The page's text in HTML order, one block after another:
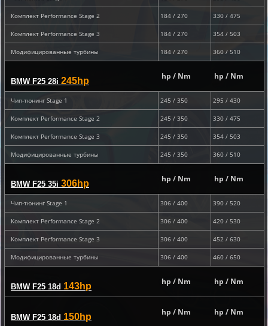
Комплект Performance Stage 2 184 / 270 330 / 475
Комплект Performance Stage 3 184 / 270 354 / 503
Модифицированные турбины 184 / 270 360 / 510
BMW F25 28i 245hp hp / Nm hp / Nm
Чип-тюнинг Stage 1 245 / 350 295 / 430
Комплект Performance Stage 2 245 / 350 330 / 475
Комплект Performance Stage 3 245 / 350 354 / 503
Модифицированные турбины 245 / 350 360 / 510
BMW F25 35i 306hp hp / Nm hp / Nm
Чип-тюнинг Stage 1 306 / 400 390 / 520
Комплект Performance Stage 2 306 / 400 420 / 530
Комплект Performance Stage 3 306 / 400 452 / 630
Модифицированные турбины 306 / 400 460 / 650
BMW F25 18d 143hp hp / Nm hp / Nm
BMW F25 18d 150hp hp / Nm hp / Nm